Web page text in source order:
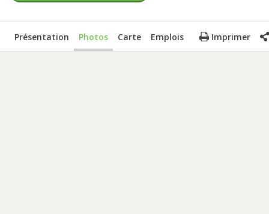
Présentation Photos Carte Emplois Imprimer